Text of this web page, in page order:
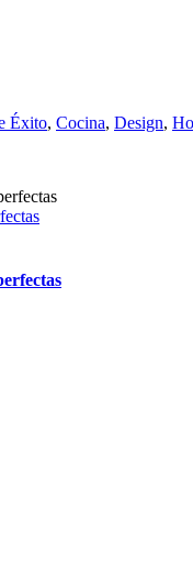
Éxito, Cocina, Design,